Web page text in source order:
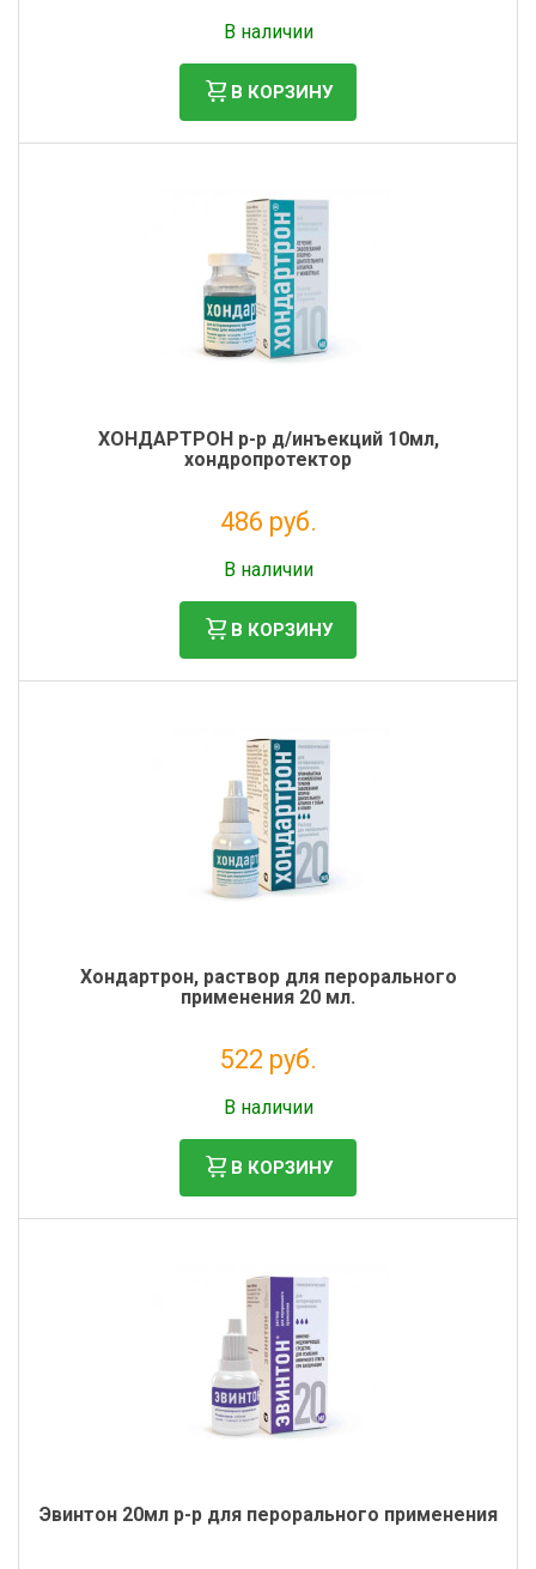
В наличии
В КОРЗИНУ
ХОНДАРТРОН р-р д/инъекций 10мл,
хондропротектор
486 руб.
В наличии
В КОРЗИНУ
Хондартрон, раствор для перорального
применения 20 мл.
522 руб.
В наличии
В КОРЗИНУ
Эвинтон 20мл р-р для перорального применения